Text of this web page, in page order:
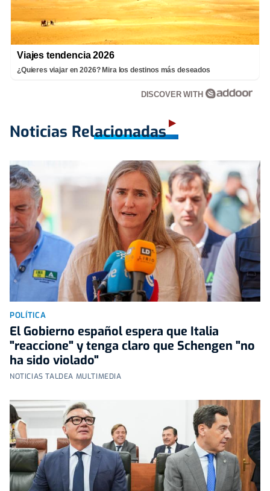
Viajes tendencia 2026
¿Quieres viajar en 2026? Mira los destinos más deseados
DISCOVER WITH
Noticias Relacionadas
POLÍTICA
El Gobierno español espera que Italia
"reaccione" y tenga claro que Schengen "no
ha sido violado"
NOTICIAS TALDEA MULTIMEDIA